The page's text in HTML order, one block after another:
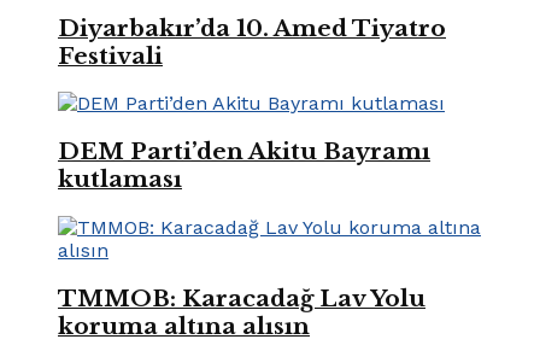
Diyarbakır’da 10. Amed Tiyatro
Festivali
DEM Parti’den Akitu Bayramı
kutlaması
TMMOB: Karacadağ Lav Yolu
koruma altına alısın